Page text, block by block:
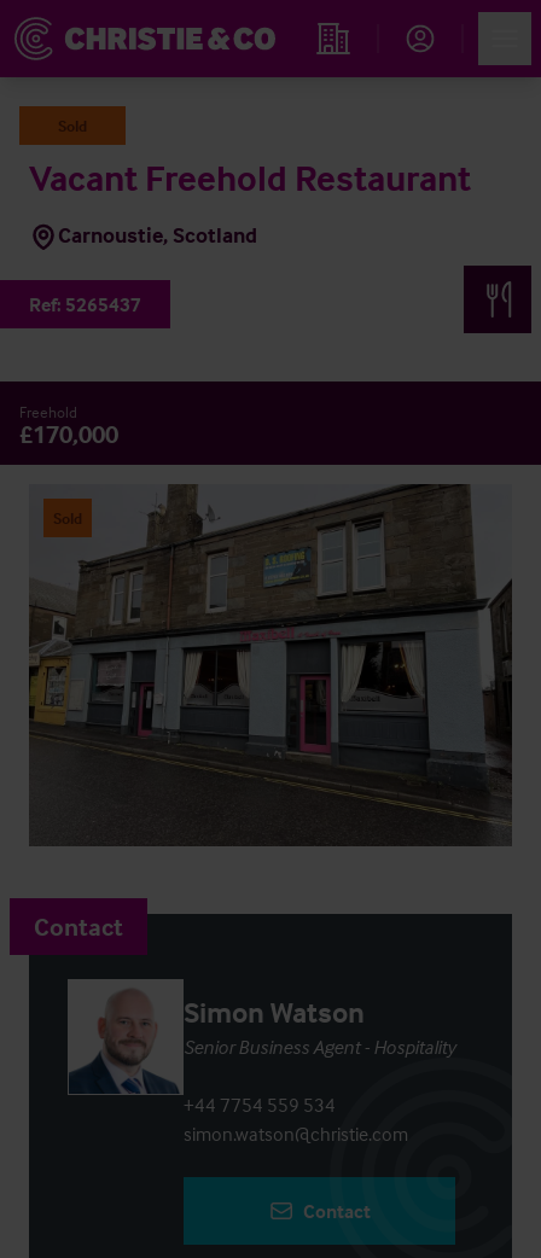
Rechercher un hôtel
Sold
Vacant Freehold Restaurant
Carnoustie, Scotland
Ref: 5265437
Freehold
£170,000
Sold
Contact
Simon Watson
Senior Business Agent - Hospitality
+44 7754 559 534
simon.watson@christie.com
Contact